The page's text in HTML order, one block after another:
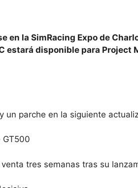
en la SimRacing Expo de
estará disponible para Project
un parche en la siguiente
GT500
tres semanas tras su